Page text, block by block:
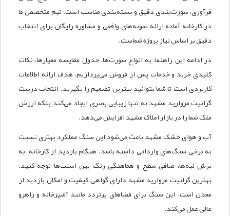
فرآوری، سورت‌بندی دقیق و بسته‌بندی مناسب است. تیم متخصص ما
در کارخانه آماده ارائه نمونه‌های واقعی و مشاوره رایگان برای انتخاب
دقیق بر اساس نیاز پروژه شماست.
در ادامه این راهنما، به انواع سورت‌ها، جدول مقایسه معیارها، نکات
کلیدی خرید و خدمات پس از فروش می‌پردازیم. هدف ارائه اطلاعات
کاربردی است تا شما بتوانید بهترین تصمیم را بگیرید. انتخاب درست
گرانیت مروارید مشهد نه تنها زیبایی بصری ایجاد می‌کند بلکه ارزش
ملک شما را در بازار املاک مشهد افزایش می‌دهد.
آب و هوای خشک مشهد باعث می‌شود این سنگ عملکرد بهتری نسبت
به برخی سنگ‌های وارداتی داشته باشد. هنگام بازدید از کارخانه، به
برش لبه‌ها، صافی سطح و هماهنگی رنگ بین اسلب‌ها توجه کنید.
بهترین گرانیت مروارید مشهد دارای گواهی کیفیت و امکان بازدید از
معدن است. این سنگ برای فضاهای پرتردد مانند آشپزخانه و راهرو
عالی عمل می‌کند.